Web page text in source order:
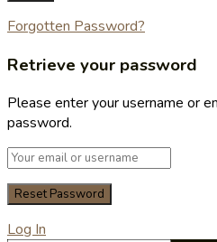
Forgotten Password?
Retrieve your password
Please enter your username or
password.
Log In